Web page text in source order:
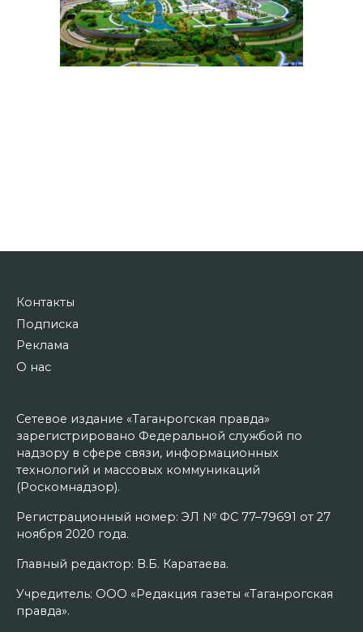
Контакты
Подписка
Реклама
О нас
Сетевое издание «Таганрогская правда»
зарегистрировано Федеральной службой по
надзору в сфере связи, информационных
технологий и массовых коммуникаций
(Роскомнадзор).
Регистрационный номер: ЭЛ № ФС 77–79691 от 27
ноября 2020 года.
Главный редактор: В.Б. Каратаева.
Учредитель: ООО «Редакция газеты «Таганрогская
правда».